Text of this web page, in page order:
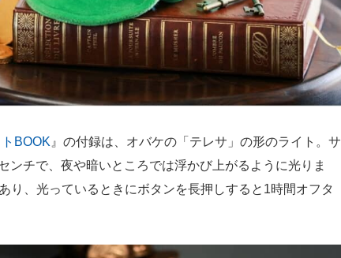
BOOK 』の付録は、オバケの「テレサ」の形のライト。サ
ンチで、夜や暗いところでは浮かび上がるように光りま
り、光っているときにボタンを長押しすると1時間オフタ